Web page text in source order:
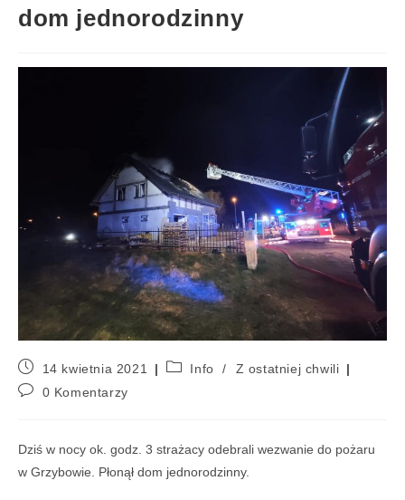
dom jednorodzinny
14 kwietnia 2021 Info /
Z ostatniej chwili
0 Komentarzy
Dziś w nocy ok. godz. 3 strażacy odebrali wezwanie do pożaru
w Grzybowie. Płonął dom jednorodzinny.